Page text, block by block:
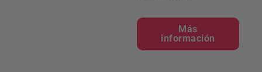
Más
información